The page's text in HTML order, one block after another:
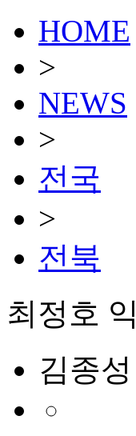
HOME
>
NEWS
>
전국
>
전북
최정호
김종